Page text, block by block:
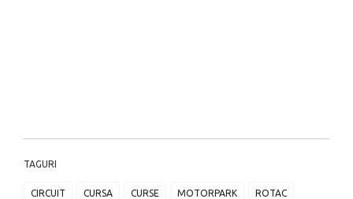
TAGURI
CIRCUIT CURSA CURSE MOTORPARK ROTAC